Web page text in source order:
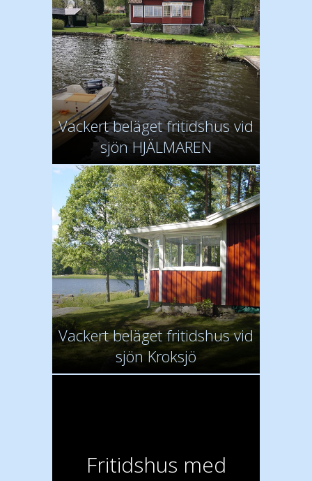
Vackert beläget fritidshus vid
sjön HJÄLMAREN
Vackert beläget fritidshus vid
sjön Kroksjö
Fritidshus med